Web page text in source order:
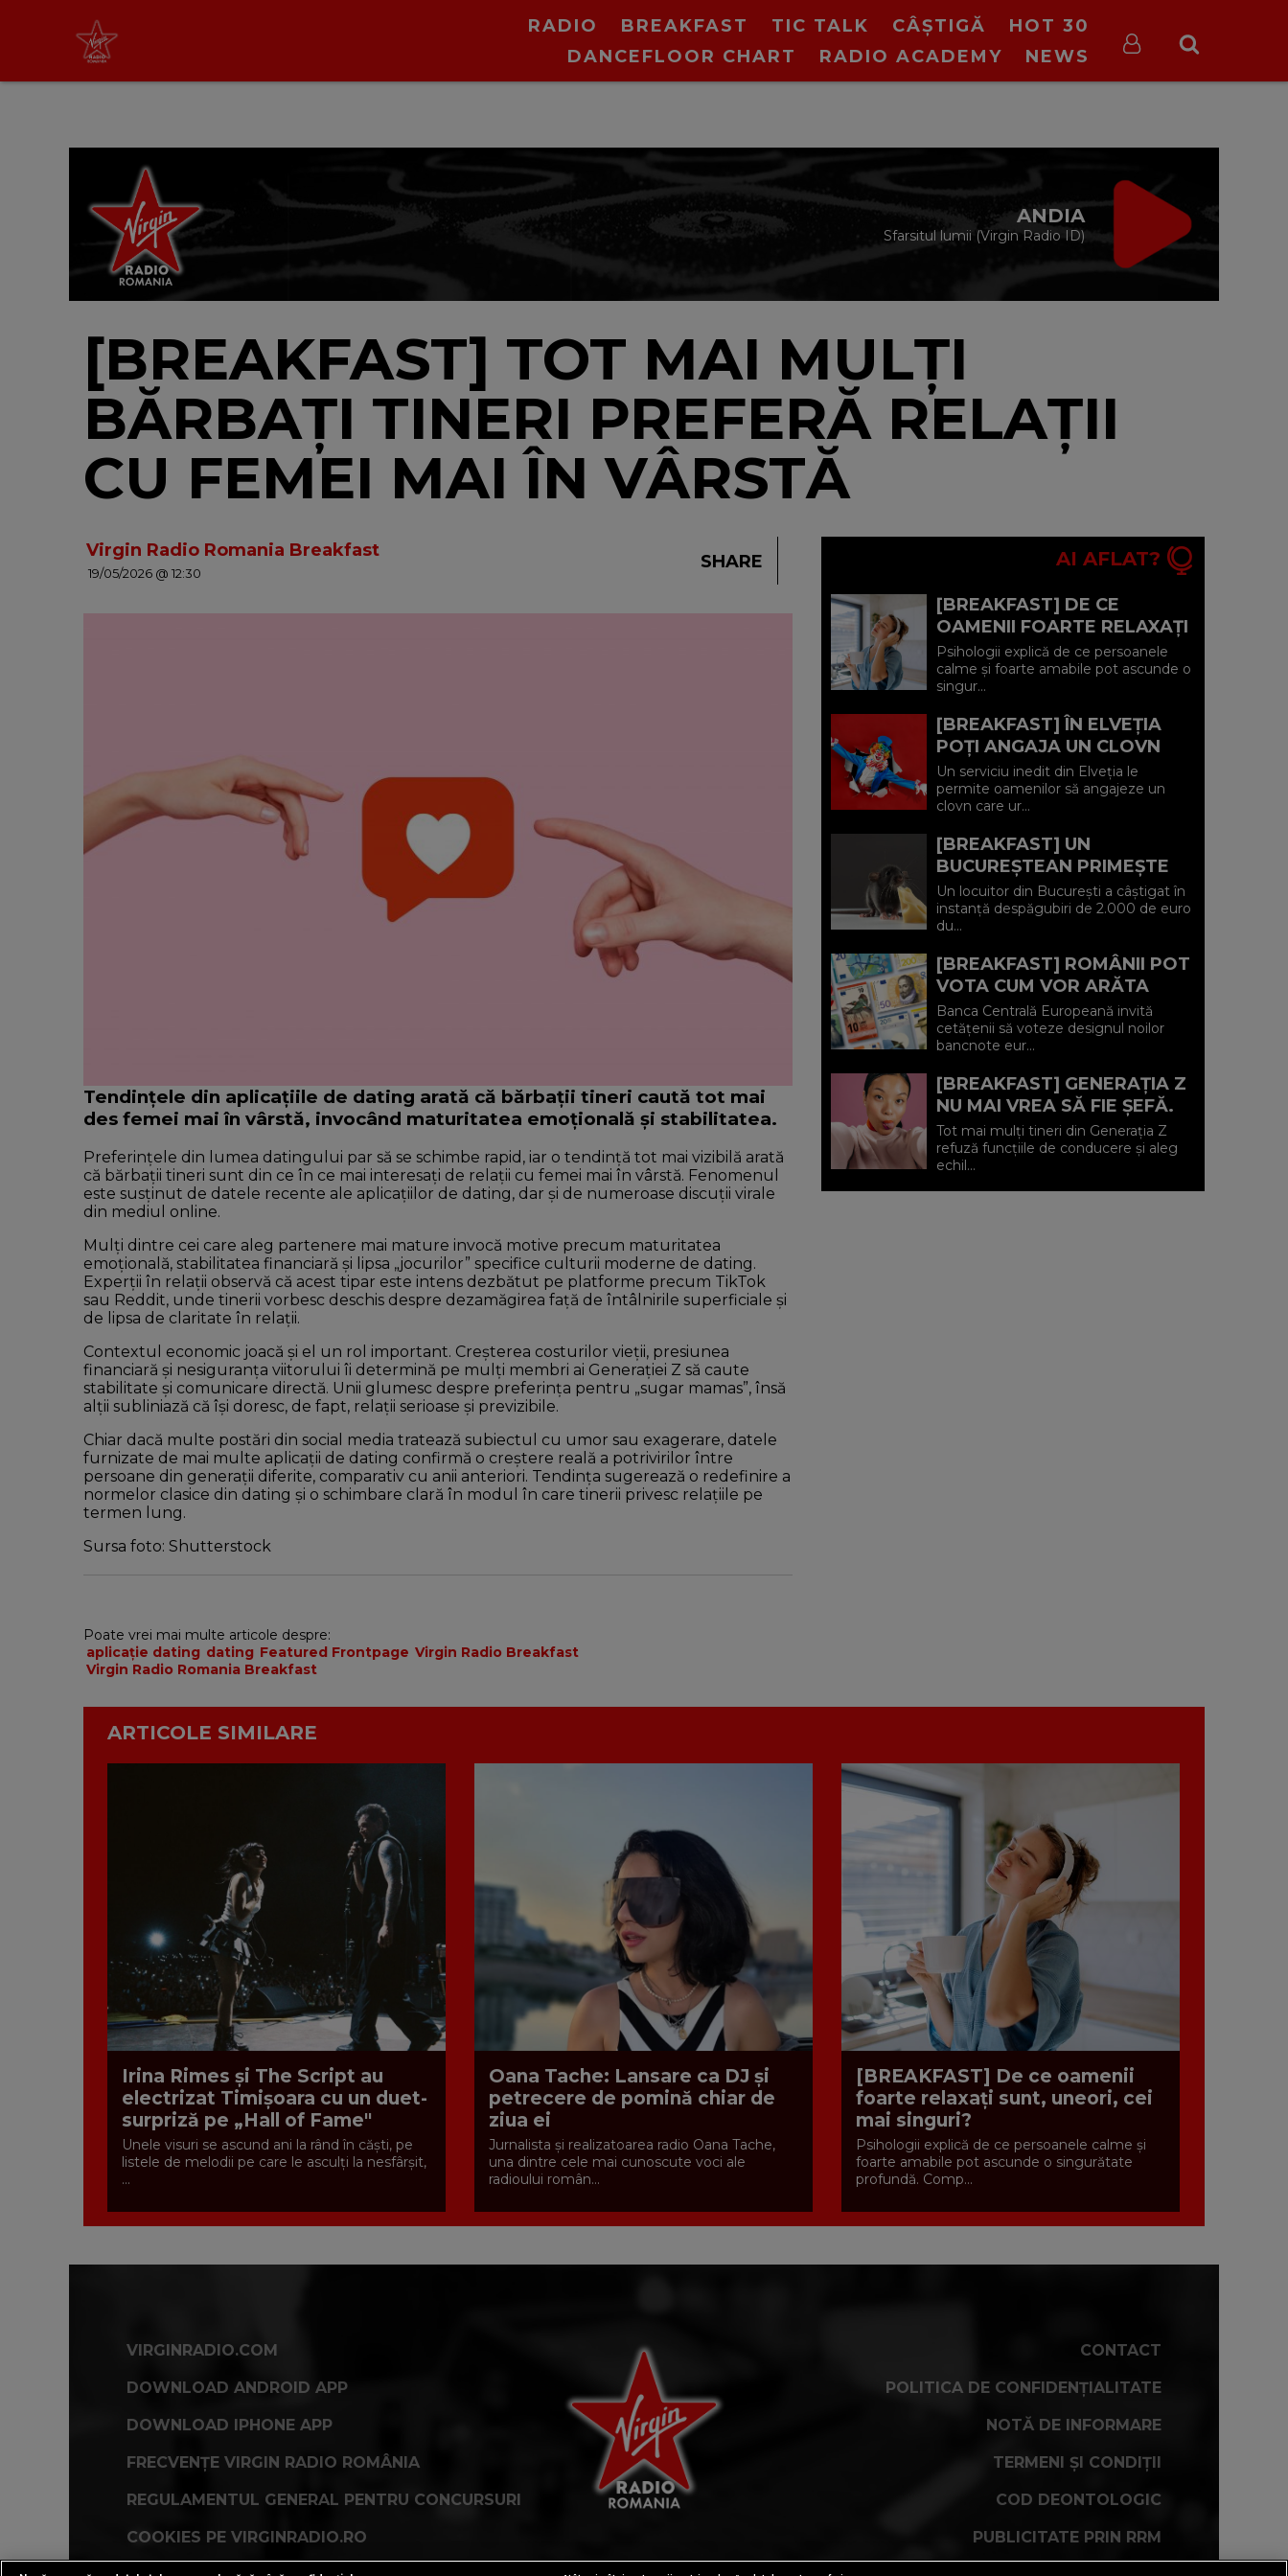
RADIO BREAKFAST TIC TALK CÂȘTIGĂ
HOT 30
DANCEFLOOR CHART
RADIO ACADEMY NEWS
DRIVE TIME
cu Silviu Andrei
[BREAKFAST] TOT MAI MULȚI
BĂRBAȚI TINERI PREFERĂ RELAȚII
CU FEMEI MAI ÎN VÂRSTĂ
Virgin Radio Romania Breakfast
19/05/2026 @ 12:30
SHARE
Tendințele din aplicațiile de dating arată că bărbații tineri caută tot mai
des femei mai în vârstă, invocând maturitatea emoțională și stabilitatea.
Preferințele din lumea datingului par să se schimbe rapid, iar o tendință tot mai vizibilă arată
că bărbații tineri sunt din ce în ce mai interesați de relații cu femei mai în vârstă. Fenomenul
este susținut de datele recente ale aplicațiilor de dating, dar și de numeroase discuții virale
din mediul online.
Mulți dintre cei care aleg partenere mai mature invocă motive precum maturitatea
emoțională, stabilitatea financiară și lipsa „jocurilor” specifice culturii moderne de dating.
Experții în relații observă că acest tipar este intens dezbătut pe platforme precum TikTok
sau Reddit, unde tinerii vorbesc deschis despre dezamăgirea față de întâlnirile superficiale și
de lipsa de claritate în relații.
Contextul economic joacă și el un rol important. Creșterea costurilor vieții, presiunea
financiară și nesiguranța viitorului îi determină pe mulți membri ai Generației Z să caute
stabilitate și comunicare directă. Unii glumesc despre preferința pentru „sugar mamas”, însă
alții subliniază că își doresc, de fapt, relații serioase și previzibile.
Chiar dacă multe postări din social media tratează subiectul cu umor sau exagerare, datele
furnizate de mai multe aplicații de dating confirmă o creștere reală a potrivirilor între
persoane din generații diferite, comparativ cu anii anteriori. Tendința sugerează o redefinire a
normelor clasice din dating și o schimbare clară în modul în care tinerii privesc relațiile pe
termen lung.
Sursa foto: Shutterstock
Poate vrei mai multe articole despre:
aplicație dating dating Featured Frontpage Virgin Radio Breakfast
Virgin Radio Romania Breakfast
AI AFLAT?
[BREAKFAST] DE CE
OAMENII FOARTE RELAXAȚI
SUNT, UNEORI, CEI MAI
SINGURI?
Psihologii explică de ce persoanele
calme și foarte amabile pot ascunde o
singur...
[BREAKFAST] ÎN ELVEȚIA
POȚI ANGAJA UN CLOVN
CARE SĂ URMĂREASCĂ PE
CINEVA TIMP DE O
SĂPTĂMÂNĂ...
Un serviciu inedit din Elveția le
permite oamenilor să angajeze un
clovn care ur...
[BREAKFAST] UN
BUCUREȘTEAN PRIMEȘTE
2.000 DE EURO
DESPĂGUBIRI DUPĂ CE A
FOST MUȘCAT DE UN
ȘOBOLAN...
Un locuitor din București a câștigat în
instanță despăgubiri de 2.000 de euro
du...
[BREAKFAST] ROMÂNII POT
VOTA CUM VOR ARĂTA
NOILE BANCNOTE EURO.
BCE PREGĂTEȘTE PRIMA
SCHIMBARE MAJOR...
Banca Centrală Europeană invită
cetățenii să voteze designul noilor
bancnote eur...
[BREAKFAST] GENERAȚIA Z
NU MAI VREA SĂ FIE ȘEFĂ.
Tot mai mulți tineri din Generația Z
refuză funcțiile de conducere și aleg
echil...
ARTICOLE SIMILARE
Irina Rimes și The Script au
electrizat Timișoara cu un duet-
surpriză pe „Hall of Fame"
Unele visuri se ascund ani la rând în căști, pe
listele de melodii pe care le asculți la nesfârșit,
...
Oana Tache: Lansare ca DJ și
petrecere de pomină chiar de
ziua ei
Jurnalista și realizatoarea radio Oana Tache,
una dintre cele mai cunoscute voci ale
radioului român...
[BREAKFAST] De ce oamenii
foarte relaxați sunt, uneori, cei
mai singuri?
Psihologii explică de ce persoanele calme și
foarte amabile pot ascunde o singurătate
profundă. Comp...
VIRGINRADIO.COM
DOWNLOAD ANDROID APP
DOWNLOAD IPHONE APP
FRECVENȚE VIRGIN RADIO ROMÂNIA
REGULAMENTUL GENERAL PENTRU CONCURSURI
COOKIES PE VIRGINRADIO.RO
CONTACT
POLITICA DE CONFIDENȚIALITATE
NOTĂ DE INFORMARE
TERMENI ȘI CONDIȚII
COD DEONTOLOGIC
PUBLICITATE PRIN RRM